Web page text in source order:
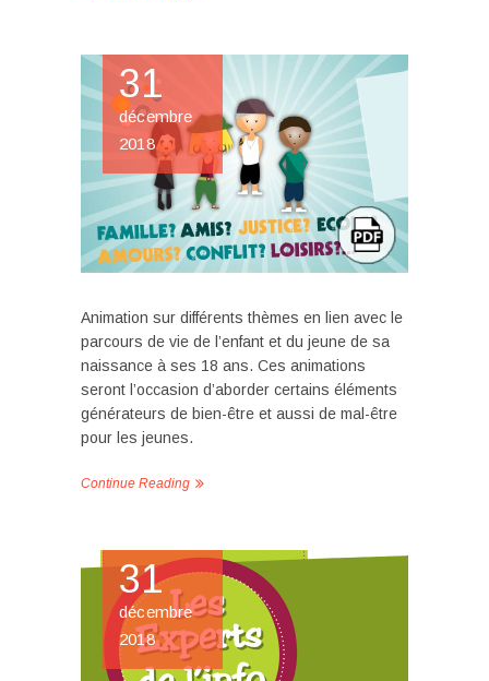
31
décembre
2018
Animation sur différents thèmes en lien avec le
parcours de vie de l’enfant et du jeune de sa
naissance à ses 18 ans. Ces animations
seront l’occasion d’aborder certains éléments
générateurs de bien-être et aussi de mal-être
pour les jeunes.
Continue Reading
31
décembre
2018